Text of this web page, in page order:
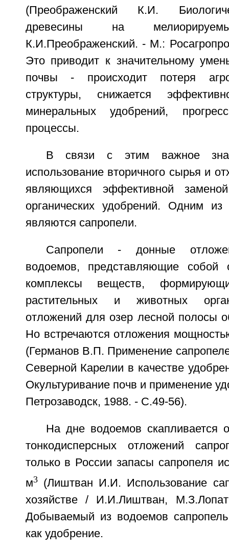
(Преображенский К.И.
древесины на
К.И.Преображенский. - М.:
Это приводит к значительному
почвы - происходит потеря
структуры, снижается
минеральных удобрений,
процессы.
В связи с этим важное
использование вторичного сырья и
являющихся эффективной
органических удобрений. Одним
являются сапропели.
Сапропели - донные
водоемов, представляющие собой
комплексы веществ,
растительных и животных
отложений для озер лесной полосы
Но встречаются отложения
(Германов В.П. Применение
Северной Карелии в качестве
Окультуривание почв и применение
Петрозаводск, 1988. - С.49-56).
На дне водоемов скапливается
тонкодисперсных отложений
только в России запасы сапропеля
м3(Лиштван И.И. Использование
хозяйстве / И.И.Лиштван,
Добываемый из водоемов
как удобрение.